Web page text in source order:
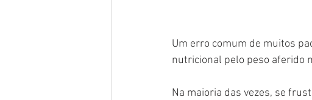
Um erro comum de muitos
nutricional pelo peso aferido
Na maioria das vezes, se